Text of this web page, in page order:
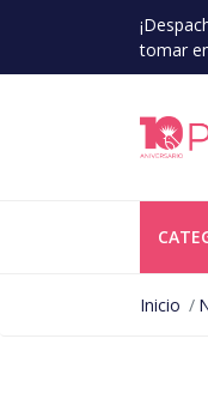
tomar
Inicio